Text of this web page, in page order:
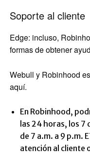
Soporte al cliente
Edge: incluso,
formas de obtener
Webull y Robinhood
aquí.
En Robinhood,
las 24 horas, los 7
de 7 a.m. a 9 p.m.
atención al cliente